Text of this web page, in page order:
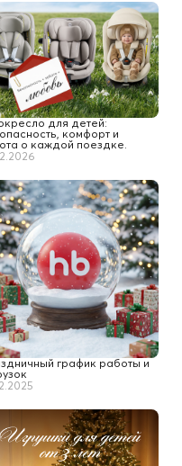
для детей:
комфорт и
о каждой поездке.
график работы и